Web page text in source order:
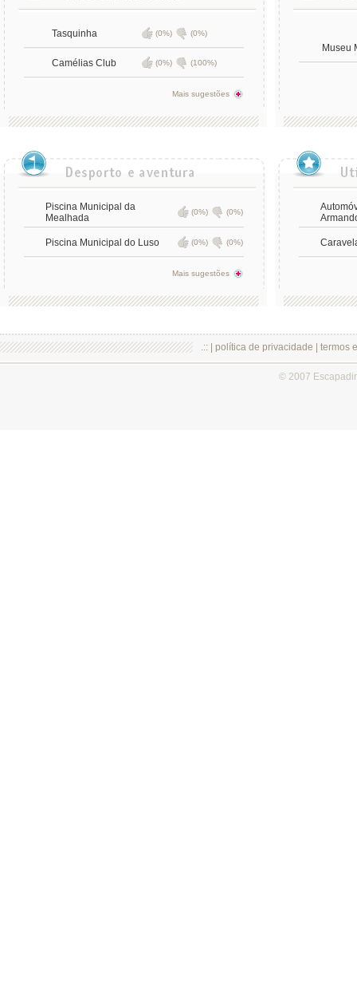
Tasquinha (0%) (0%)
Camélias Club (0%) (100%)
Mais sugestões
Museu
Piscina Municipal da
Mealhada
(0%) (0%)
Piscina Municipal do Luso (0%) (0%)
Mais sugestões
.:: | política de privacidade termos
© 2007